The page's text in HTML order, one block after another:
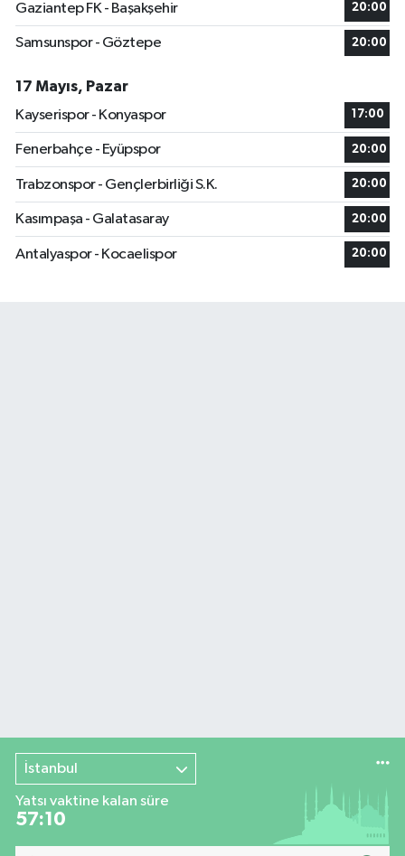
Gaziantep FK - Başakşehir 20:00
Samsunspor - Göztepe 20:00
17 Mayıs, Pazar
Kayserispor - Konyaspor
17:00
Fenerbahçe - Eyüpspor 20:00
Trabzonspor - Gençlerbirliği S.K. 20:00
Kasımpaşa - Galatasaray 20:00
Antalyaspor - Kocaelispor 20:00
İstanbul
Yatsı vaktine kalan süre
57:08